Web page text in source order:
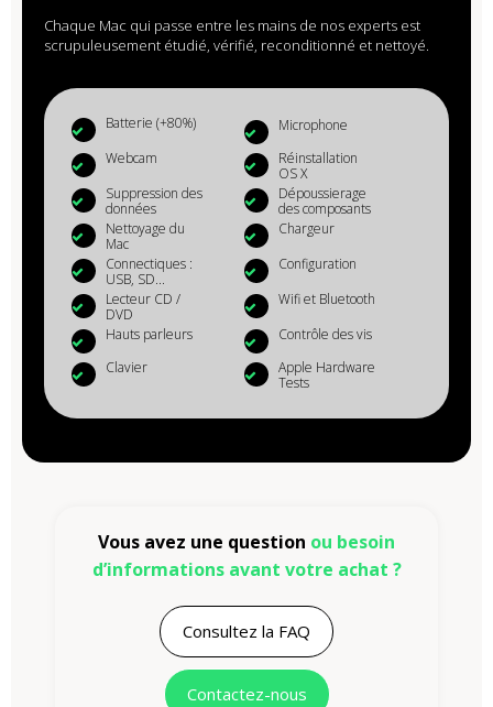
Chaque Mac qui passe entre les mains de nos experts est
scrupuleusement étudié, vérifié, reconditionné et nettoyé.
Batterie (+80%)
Microphone
Webcam
Réinstallation
OS X
Suppression des
données
Dépoussierage
des composants
Nettoyage du
Mac
Chargeur
Connectiques :
USB, SD...
Configuration
Lecteur CD /
DVD
Wifi et Bluetooth
Hauts parleurs
Contrôle des vis
Clavier
Apple Hardware
Tests
Vous avez une question ou besoin
d’informations avant votre achat ?
Consultez la FAQ
Contactez-nous